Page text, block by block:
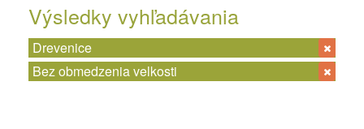
Výsledky vyhľadávania
Drevenice
Bez obmedzenia velkosti